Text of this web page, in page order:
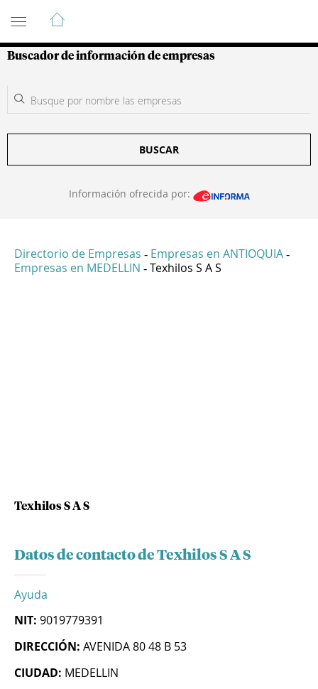
Guía de Empresas Colombianas
Buscador de información de empresas
BUSCAR
Información ofrecida por:
Directorio de Empresas - Empresas en ANTIOQUIA -
Empresas en MEDELLIN - Texhilos S A S
Texhilos S A S
Datos de contacto de Texhilos S A S
Ayuda
NIT: 9019779391
DIRECCIÓN: AVENIDA 80 48 B 53
CIUDAD: MEDELLIN